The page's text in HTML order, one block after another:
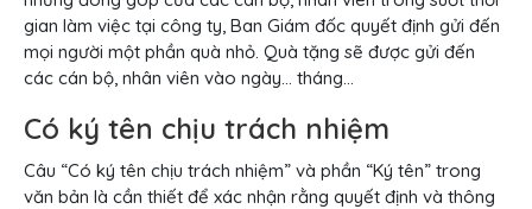
gian làm việc tại công ty, Ban Giám đốc quyết định gửi đến
mọi người một phần quà nhỏ. Quà tặng sẽ được gửi đến
các cán bộ, nhân viên vào ngày… tháng…
Có ký tên chịu trách nhiệm
Câu “Có ký tên chịu trách nhiệm” và phần “Ký tên” trong
văn bản là cần thiết để xác nhận rằng quyết định và thông